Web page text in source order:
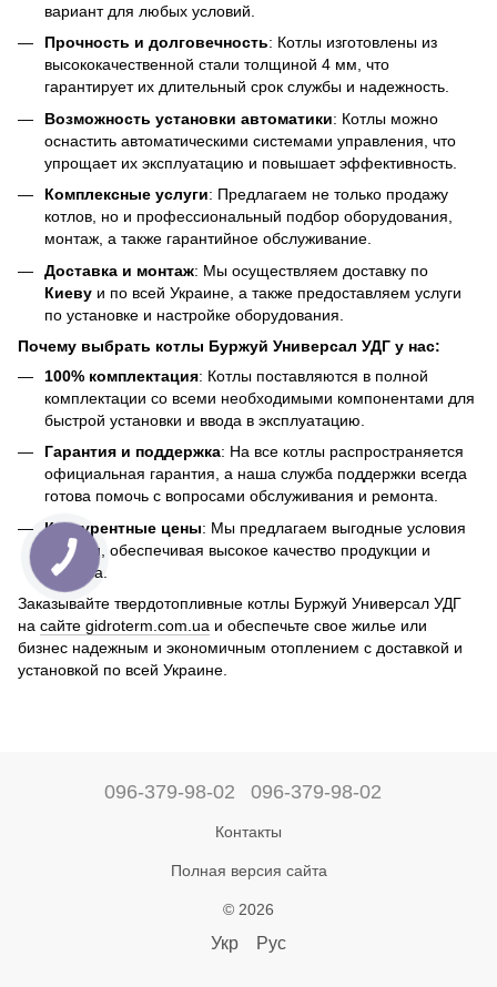
вариант для любых условий.
Прочность и долговечность: Котлы изготовлены из
высококачественной стали толщиной 4 мм, что
гарантирует их длительный срок службы и надежность.
Возможность установки автоматики: Котлы можно
оснастить автоматическими системами управления, что
упрощает их эксплуатацию и повышает эффективность.
Комплексные услуги: Предлагаем не только продажу
котлов, но и профессиональный подбор оборудования,
монтаж, а также гарантийное обслуживание.
Доставка и монтаж: Мы осуществляем доставку по
Киеву и по всей Украине, а также предоставляем услуги
по установке и настройке оборудования.
Почему выбрать котлы Буржуй Универсал УДГ у нас:
100% комплектация: Котлы поставляются в полной
комплектации со всеми необходимыми компонентами для
быстрой установки и ввода в эксплуатацию.
Гарантия и поддержка: На все котлы распространяется
официальная гарантия, а наша служба поддержки всегда
готова помочь с вопросами обслуживания и ремонта.
Конкурентные цены: Мы предлагаем выгодные условия
покупки, обеспечивая высокое качество продукции и
сервиса.
Заказывайте твердотопливные котлы Буржуй Универсал УДГ
на сайте gidroterm.com.ua и обеспечьте свое жилье или
бизнес надежным и экономичным отоплением с доставкой и
установкой по всей Украине.
096-379-98-02 096-379-98-02
Контакты
Полная версия сайта
© 2026
Укр Рус